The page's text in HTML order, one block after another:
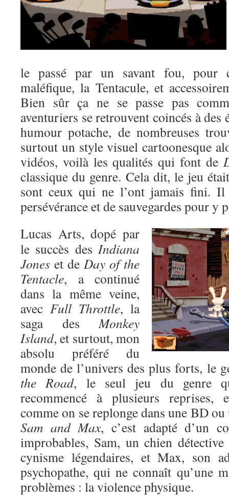
le passé par un savant fou, pour
maléfique, la Tentacule, et
Bien sûr ça ne se passe pas
aventuriers se retrouvent coincés à des
humour potache, de nombreuses
surtout un style visuel cartoonesque
vidéos, voilà les qualités qui font de
classique du genre. Cela dit, le jeu
sont ceux qui ne l’ont jamais fini.
persévérance et de sauvegardes pour y
Lucas Arts, dopé par
le succès des Indiana
Jones et de Day of the
Tentacle, a continué
dans la même veine,
avec Full Throttle, la
saga desMonkey
Island, et surtout, mon
absolu préféré du
monde de l’univers des plus forts, le
the Road, le seul jeu du genre
recommencé à plusieurs reprises,
comme on se replonge dans une BD ou
Sam and Max, c’est adapté d’un
improbables, Sam, un chien
cynisme légendaires, et Max, son
psychopathe, qui ne connaît qu’une
problèmes : la violence physique.